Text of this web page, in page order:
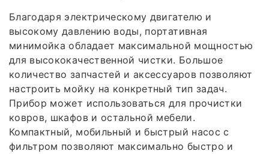
Благодаря электрическому двигателю и
высокому давлению воды, портативная
минимойка обладает максимальной мощностью
для высококачественной чистки. Большое
количество запчастей и аксессуаров позволяют
настроить мойку на конкретный тип задач.
Прибор может использоваться для прочистки
ковров, шкафов и остальной мебели.
Компактный, мобильный и быстрый насос с
фильтром позволяют максимально быстро и